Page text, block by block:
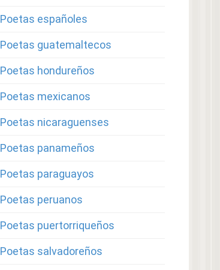
Poetas españoles
Poetas guatemaltecos
Poetas hondureños
Poetas mexicanos
Poetas nicaraguenses
Poetas panameños
Poetas paraguayos
Poetas peruanos
Poetas puertorriqueños
Poetas salvadoreños